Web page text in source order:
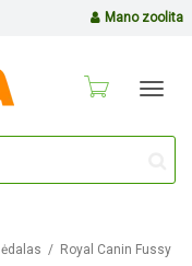
Mano zoolita
Royal Canin Fussy